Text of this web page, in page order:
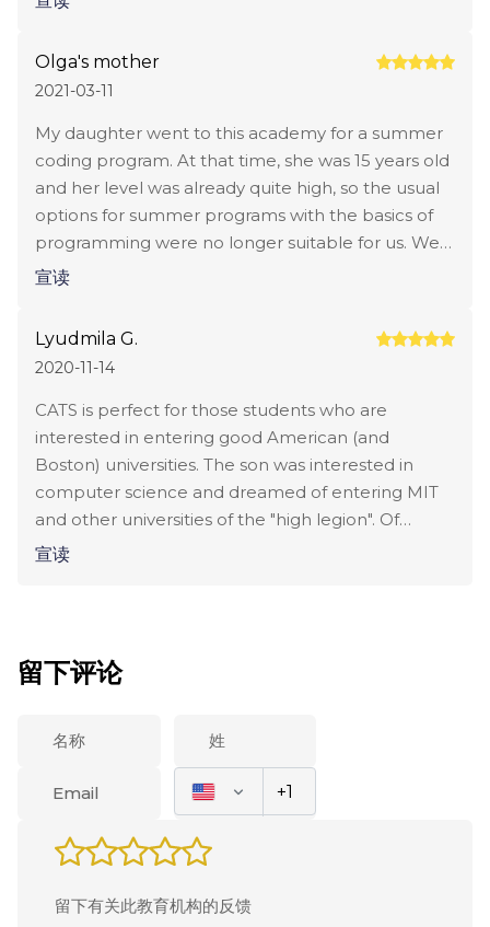
全年接受申请
建议提前6-9个月申请
必须与招生委员会进行面试
评估动机和学术目标
对于创意项目-评估作品集
资格或经验：
对STEM项目感兴趣-对科学和技术感兴趣
对艺术项目感兴趣-创意成就
work of curators on admission to universities. My
daughter got an excellent curator (unfortunately, I
forgot the name!), who very carefully monitored
compliance with deadlines and notified us
immediately if the child forgot to do something. As
a result, the daughter entered the chosen
university. I am very grateful to the staff of the
school for the preparation.
Olga's mother
2021-03-11
My daughter went to this academy for a summer
coding program. At that time, she was 15 years old
and her level was already quite high, so the usual
options for summer programs with the basics of
programming were no longer suitable for us. We
chose Kats College, as the school, in principle, is
with the summer program. The participants, she
said, had a very personal approach. For example, if
they saw that the child's level was higher than the
average for the group, they gave additional
material and additional tasks. Then they sorted it
all out. In general, I liked both the program and
the academy itself very much. There was a lot of
reason from the trip.
宣读
Lyudmila G.
2020-11-14
CATS is perfect for those students who are
interested in entering good American (and
Boston) universities. The son was interested in
computer science and dreamed of entering MIT
and other universities of the "high legion". Of
course, we understood that he was unlikely to get
went to their exhibitions, and I liked the
consultation. Since we focused on the exact
KATS seemed to us the most interesting option.
The academy has a STEAM program, this is an
elective in the sciences, where you can choose up
to 5 subjects. A project is made on the program,
which can then be added to the portfolio. Quite a
is interested in engineering and sciences. It seems
宣读
留下评论